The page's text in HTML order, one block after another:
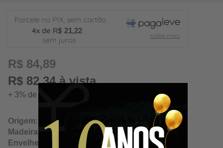
21,22
R$ 84,89
R$ 82,34 à vista
+ 3% de desconto à vista. Economize: R$ 2,55
Origem: Igarapava / São Paulo
Madeira:
Amendoim
Envelhecimento:
N/A